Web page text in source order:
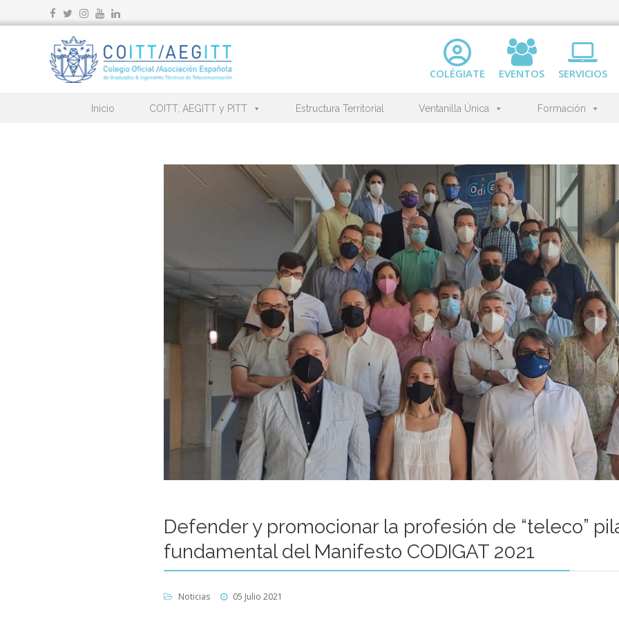
al
COLÉGIATE EVENTOS SERVICIOS
Inicio COITT, AEGITT y PITT Estructura Territorial Ventanilla Única Formación
Defender y promocionar la profesión de “teleco”
fundamental del Manifesto CODIGAT 2021
Noticias 05 Julio 2021